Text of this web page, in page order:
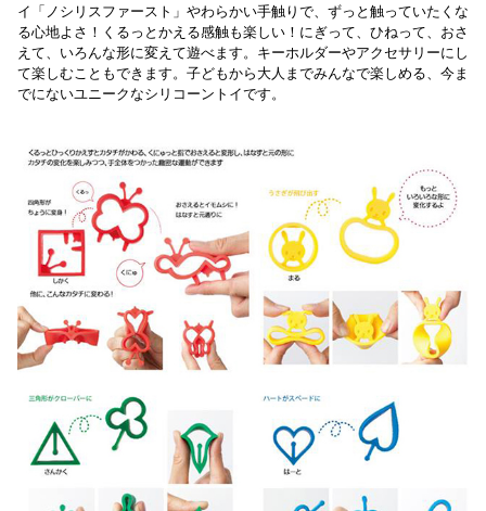
イ「ノシリスファースト」 やわらかい手触りで、ずっと触っていたくな
る心地よさ！くるっとかえる感触も楽しい！にぎって、ひねって、おさ
えて、いろんな形に変えて遊べます。 キーホルダーやアクセサリーにし
て楽しむこともできます。 子どもから大人までみんなで楽しめる、今ま
でにないユニークなシリコーントイです。